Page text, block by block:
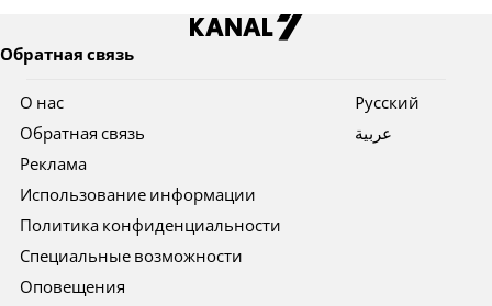
Обратная связь
О нас
Обратная связь
Реклама
Использование информации
Политика конфиденциальности
Специальные возможности
Оповещения
Pусский
عربية